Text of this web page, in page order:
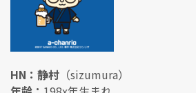
HN：静村 （sizumura）